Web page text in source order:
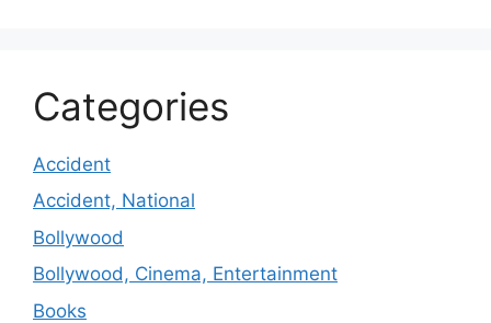
Categories
Accident
Accident, National
Bollywood
Bollywood, Cinema, Entertainment
Books